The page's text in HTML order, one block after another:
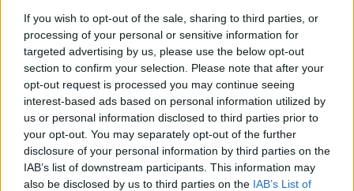
If you wish to opt-out of the sale, sharing to third parties, or
processing of your personal or sensitive information for
targeted advertising by us, please use the below opt-out
section to confirm your selection. Please note that after your
opt-out request is processed you may continue seeing
interest-based ads based on personal information utilized by
us or personal information disclosed to third parties prior to
your opt-out. You may separately opt-out of the further
disclosure of your personal information by third parties on the
IAB’s list of downstream participants. This information may
also be disclosed by us to third parties on the IAB’s List of